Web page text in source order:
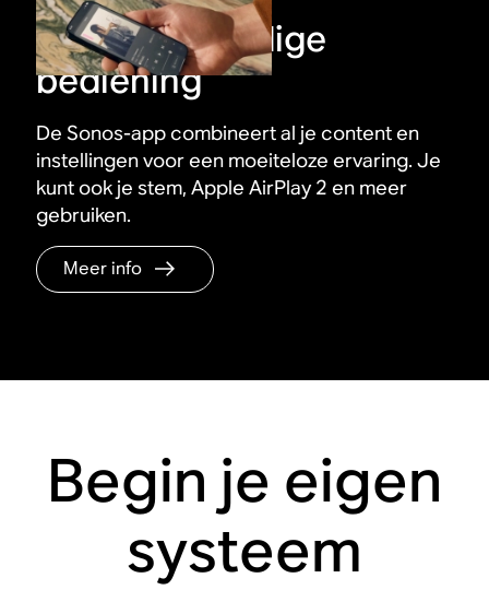
Supereenvoudige
bediening
De Sonos-app combineert al je content en
instellingen voor een moeiteloze ervaring. Je
kunt ook je stem, Apple AirPlay 2 en meer
gebruiken.
Meer info
Begin je eigen
systeem